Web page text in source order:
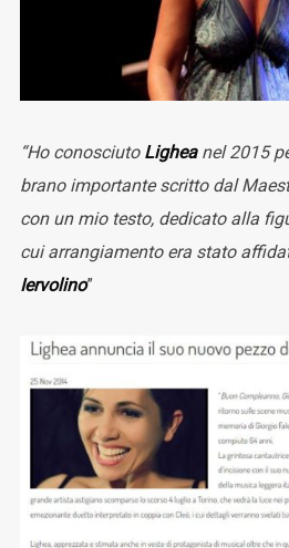
“Ho conosciuto Ligheanel 2015
brano importante scritto dal
con un mio testo, dedicato alla
cui arrangiamento era stato
Iervolino”